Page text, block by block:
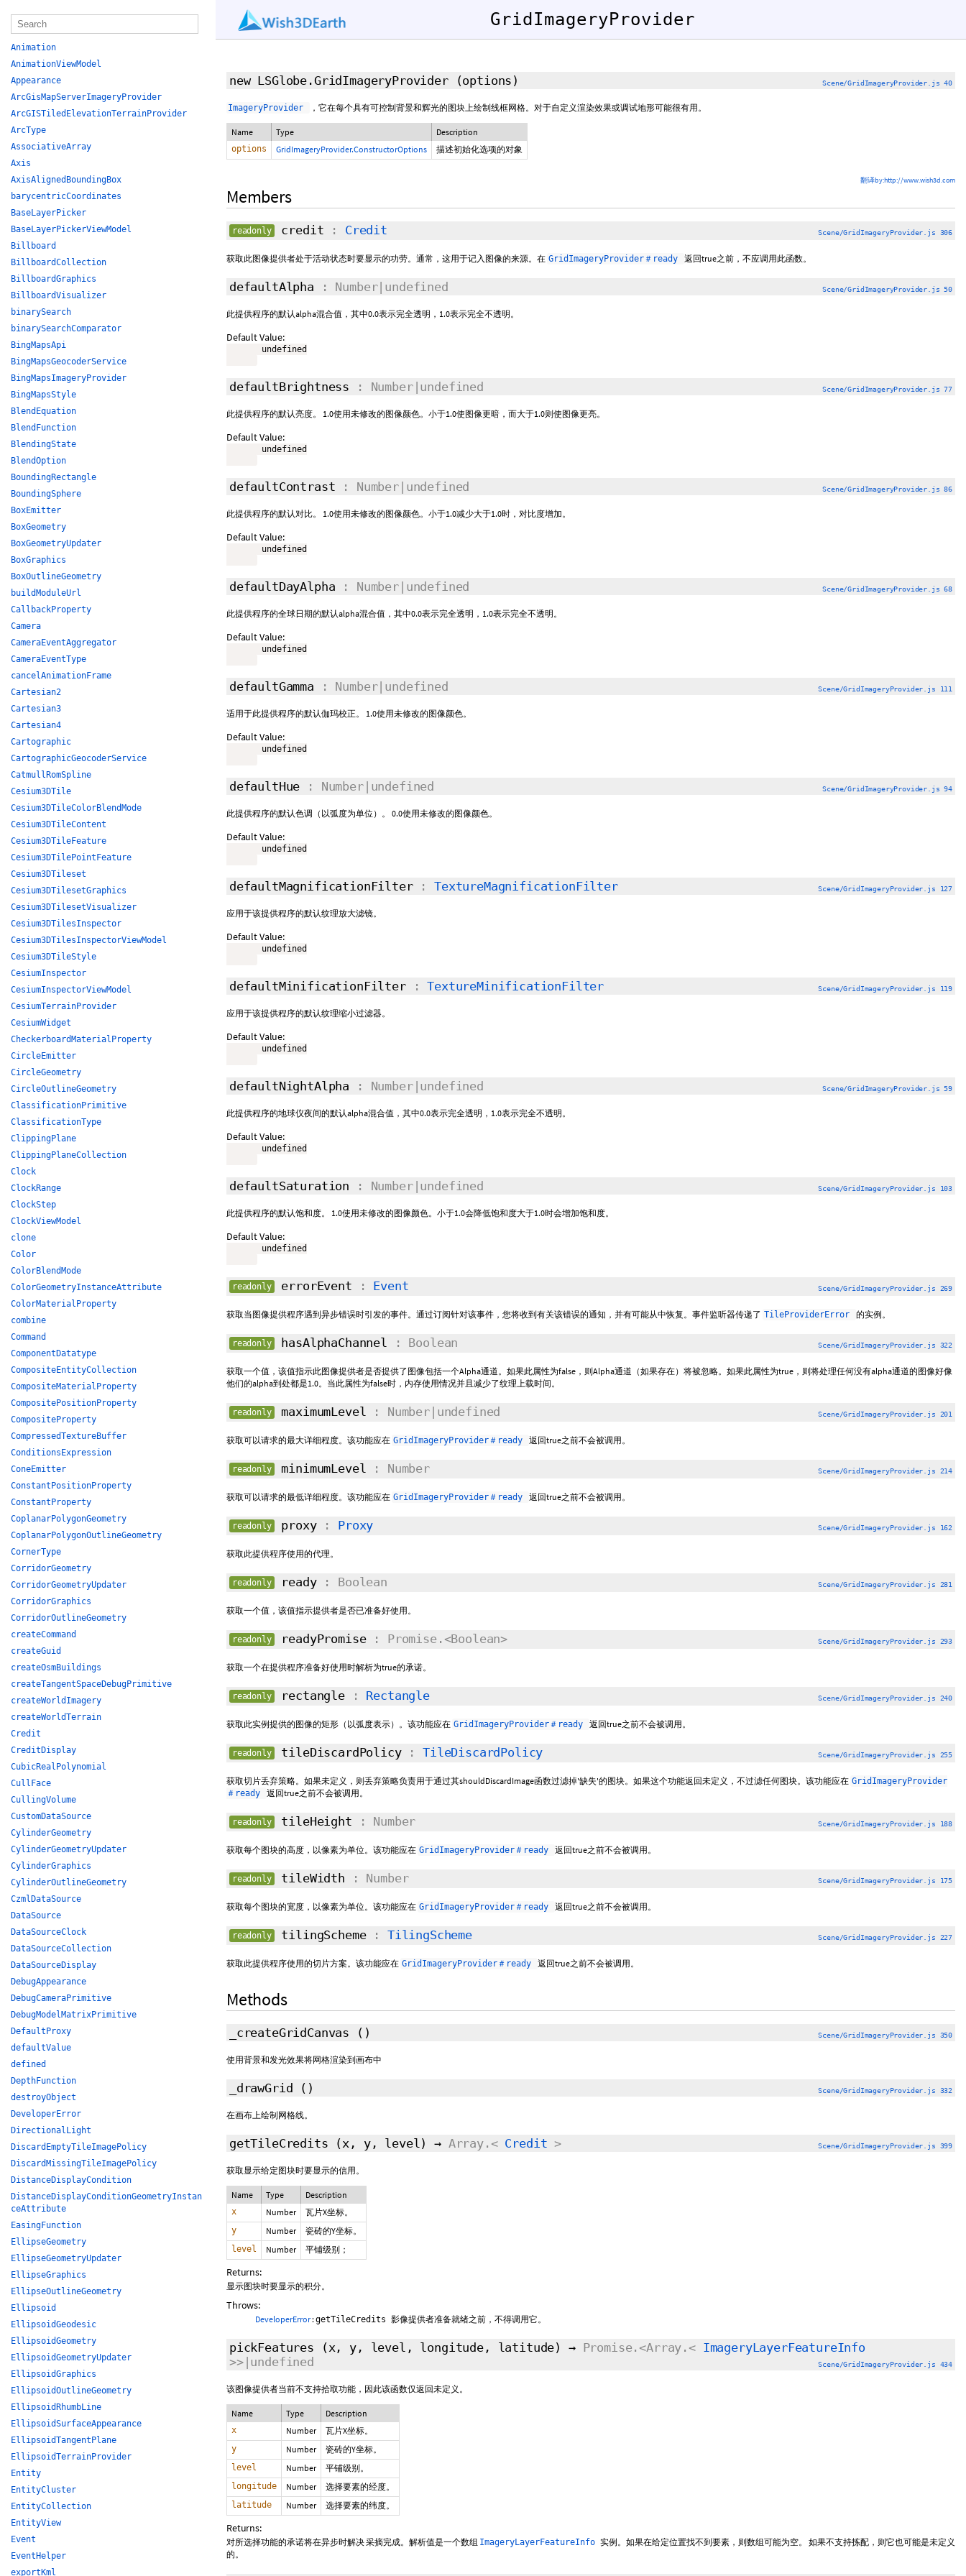
GridImageryProvider
new LSGlobe.GridImageryProvider (options) Scene/GridImageryProvider.js 40
ImageryProvider ，它在每个具有可控制背景和辉光的图块上绘制线框网格。对于自定义渲染效果或调试地形可能很有用。
Name Type Description
options GridImageryProvider.ConstructorOptions 描述初始化选项的对象
翻译by:http://www.wish3d.com
Members
readonly credit : Credit Scene/GridImageryProvider.js 306
获取此图像提供者处于活动状态时要显示的功劳。通常，这用于记入图像的来源。在 GridImageryProvider＃ready 返回true之前，不应调用此函数。
defaultAlpha : Number|undefined Scene/GridImageryProvider.js 50
此提供程序的默认alpha混合值，其中0.0表示完全透明，1.0表示完全不透明。
Default Value:
       undefined
defaultBrightness : Number|undefined Scene/GridImageryProvider.js 77
此提供程序的默认亮度。 1.0使用未修改的图像颜色。小于1.0使图像更暗，而大于1.0则使图像更亮。
Default Value:
       undefined
defaultContrast : Number|undefined Scene/GridImageryProvider.js 86
此提供程序的默认对比。 1.0使用未修改的图像颜色。小于1.0减少大于1.0时，对比度增加。
Default Value:
       undefined
defaultDayAlpha : Number|undefined Scene/GridImageryProvider.js 68
此提供程序的全球日期的默认alpha混合值，其中0.0表示完全透明，1.0表示完全不透明。
Default Value:
       undefined
defaultGamma : Number|undefined Scene/GridImageryProvider.js 111
适用于此提供程序的默认伽玛校正。 1.0使用未修改的图像颜色。
Default Value:
       undefined
defaultHue : Number|undefined Scene/GridImageryProvider.js 94
此提供程序的默认色调（以弧度为单位）。 0.0使用未修改的图像颜色。
Default Value:
       undefined
defaultMagnificationFilter :TextureMagnificationFilter Scene/GridImageryProvider.js 127
应用于该提供程序的默认纹理放大滤镜。
Default Value:
       undefined
defaultMinificationFilter :TextureMinificationFilter Scene/GridImageryProvider.js 119
应用于该提供程序的默认纹理缩小过滤器。
Default Value:
       undefined
defaultNightAlpha : Number|undefined Scene/GridImageryProvider.js 59
此提供程序的地球仪夜间的默认alpha混合值，其中0.0表示完全透明，1.0表示完全不透明。
Default Value:
       undefined
defaultSaturation : Number|undefined Scene/GridImageryProvider.js 103
此提供程序的默认饱和度。 1.0使用未修改的图像颜色。小于1.0会降低饱和度大于1.0时会增加饱和度。
Default Value:
       undefined
readonly errorEvent : Event Scene/GridImageryProvider.js 269
获取当图像提供程序遇到异步错误时引发的事件。通过订阅针对该事件，您将收到有关该错误的通知，并有可能从中恢复。事件监听器传递了 TileProviderError 的实例。
readonly hasAlphaChannel : Boolean Scene/GridImageryProvider.js 322
获取一个值，该值指示此图像提供者是否提供了图像包括一个Alpha通道。如果此属性为false，则Alpha通道（如果存在）将被忽略。如果此属性为true，则将处理任何没有alpha通道的图像好像
他们的alpha到处都是1.0。当此属性为false时，内存使用情况并且减少了纹理上载时间。
readonly maximumLevel : Number|undefined Scene/GridImageryProvider.js 201
获取可以请求的最大详细程度。该功能应在 GridImageryProvider＃ready 返回true之前不会被调用。
readonly minimumLevel : Number Scene/GridImageryProvider.js 214
获取可以请求的最低详细程度。该功能应在 GridImageryProvider＃ready 返回true之前不会被调用。
readonly proxy : Proxy Scene/GridImageryProvider.js 162
获取此提供程序使用的代理。
readonly ready : Boolean Scene/GridImageryProvider.js 281
获取一个值，该值指示提供者是否已准备好使用。
readonly readyPromise : Promise.<Boolean> Scene/GridImageryProvider.js 293
获取一个在提供程序准备好使用时解析为true的承诺。
readonly rectangle : Rectangle Scene/GridImageryProvider.js 240
获取此实例提供的图像的矩形（以弧度表示）。该功能应在 GridImageryProvider＃ready 返回true之前不会被调用。
readonly tileDiscardPolicy :TileDiscardPolicy Scene/GridImageryProvider.js 255
获取切片丢弃策略。如果未定义，则丢弃策略负责用于通过其shouldDiscardImage函数过滤掉'缺失'的图块。如果这个功能返回未定义，不过滤任何图块。该功能应在 GridImageryProvider
＃ready
返回true之前不会被调用。
readonly tileHeight : Number Scene/GridImageryProvider.js 188
获取每个图块的高度，以像素为单位。该功能应在 GridImageryProvider＃ready 返回true之前不会被调用。
readonly tileWidth : Number Scene/GridImageryProvider.js 175
获取每个图块的宽度，以像素为单位。该功能应在 GridImageryProvider＃ready 返回true之前不会被调用。
readonly tilingScheme : TilingScheme Scene/GridImageryProvider.js 227
获取此提供程序使用的切片方案。该功能应在 GridImageryProvider＃ready 返回true之前不会被调用。
Methods
_createGridCanvas () Scene/GridImageryProvider.js 350
使用背景和发光效果将网格渲染到画布中
_drawGrid () Scene/GridImageryProvider.js 332
在画布上绘制网格线。
getTileCredits (x, y, level)→ Array.< Credit> Scene/GridImageryProvider.js 399
获取显示给定图块时要显示的信用。
Name Type Description
x Number 瓦片X坐标。
y Number 瓷砖的Y坐标。
level Number 平铺级别；
Returns:
显示图块时要显示的积分。
Throws:
DeveloperError: getTileCredits 影像提供者准备就绪之前，不得调用它。
pickFeatures (x, y, level, longitude, latitude) → Promise.<Array.< ImageryLayerFeatureInfo
>>|undefined
Scene/GridImageryProvider.js 434
该图像提供者当前不支持拾取功能，因此该函数仅返回未定义。
Name Type Description
x Number 瓦片X坐标。
y Number 瓷砖的Y坐标。
level Number 平铺级别。
longitude Number 选择要素的经度。
latitude Number 选择要素的纬度。
Returns:
对所选择功能的承诺将在异步时解决 采摘完成。解析值是一个数组 ImageryLayerFeatureInfo 实例。如果在给定位置找不到要素，则数组可能为空。 如果不支持拣配，则它也可能是未定义
的。
Animation
AnimationViewModel
Appearance
ArcGisMapServerImageryProvider
ArcGISTiledElevationTerrainProvider
ArcType
AssociativeArray
Axis
AxisAlignedBoundingBox
barycentricCoordinates
BaseLayerPicker
BaseLayerPickerViewModel
Billboard
BillboardCollection
BillboardGraphics
BillboardVisualizer
binarySearch
binarySearchComparator
BingMapsApi
BingMapsGeocoderService
BingMapsImageryProvider
BingMapsStyle
BlendEquation
BlendFunction
BlendingState
BlendOption
BoundingRectangle
BoundingSphere
BoxEmitter
BoxGeometry
BoxGeometryUpdater
BoxGraphics
BoxOutlineGeometry
buildModuleUrl
CallbackProperty
Camera
CameraEventAggregator
CameraEventType
cancelAnimationFrame
Cartesian2
Cartesian3
Cartesian4
Cartographic
CartographicGeocoderService
CatmullRomSpline
Cesium3DTile
Cesium3DTileColorBlendMode
Cesium3DTileContent
Cesium3DTileFeature
Cesium3DTilePointFeature
Cesium3DTileset
Cesium3DTilesetGraphics
Cesium3DTilesetVisualizer
Cesium3DTilesInspector
Cesium3DTilesInspectorViewModel
Cesium3DTileStyle
CesiumInspector
CesiumInspectorViewModel
CesiumTerrainProvider
CesiumWidget
CheckerboardMaterialProperty
CircleEmitter
CircleGeometry
CircleOutlineGeometry
ClassificationPrimitive
ClassificationType
ClippingPlane
ClippingPlaneCollection
Clock
ClockRange
ClockStep
ClockViewModel
clone
Color
ColorBlendMode
ColorGeometryInstanceAttribute
ColorMaterialProperty
combine
Command
ComponentDatatype
CompositeEntityCollection
CompositeMaterialProperty
CompositePositionProperty
CompositeProperty
CompressedTextureBuffer
ConditionsExpression
ConeEmitter
ConstantPositionProperty
ConstantProperty
CoplanarPolygonGeometry
CoplanarPolygonOutlineGeometry
CornerType
CorridorGeometry
CorridorGeometryUpdater
CorridorGraphics
CorridorOutlineGeometry
createCommand
createGuid
createOsmBuildings
createTangentSpaceDebugPrimitive
createWorldImagery
createWorldTerrain
Credit
CreditDisplay
CubicRealPolynomial
CullFace
CullingVolume
CustomDataSource
CylinderGeometry
CylinderGeometryUpdater
CylinderGraphics
CylinderOutlineGeometry
CzmlDataSource
DataSource
DataSourceClock
DataSourceCollection
DataSourceDisplay
DebugAppearance
DebugCameraPrimitive
DebugModelMatrixPrimitive
DefaultProxy
defaultValue
defined
DepthFunction
destroyObject
DeveloperError
DirectionalLight
DiscardEmptyTileImagePolicy
DiscardMissingTileImagePolicy
DistanceDisplayCondition
DistanceDisplayConditionGeometryInstan
ceAttribute
EasingFunction
EllipseGeometry
EllipseGeometryUpdater
EllipseGraphics
EllipseOutlineGeometry
Ellipsoid
EllipsoidGeodesic
EllipsoidGeometry
EllipsoidGeometryUpdater
EllipsoidGraphics
EllipsoidOutlineGeometry
EllipsoidRhumbLine
EllipsoidSurfaceAppearance
EllipsoidTangentPlane
EllipsoidTerrainProvider
Entity
EntityCluster
EntityCollection
EntityView
Event
EventHelper
exportKml